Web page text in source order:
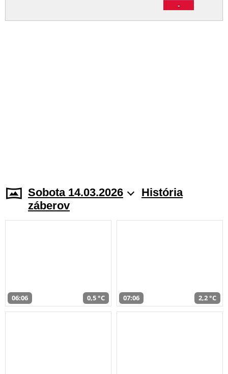
-
Sobota 14.03.2026
História
záberov
06:06 0,5 °C 07:06 2,2 °C